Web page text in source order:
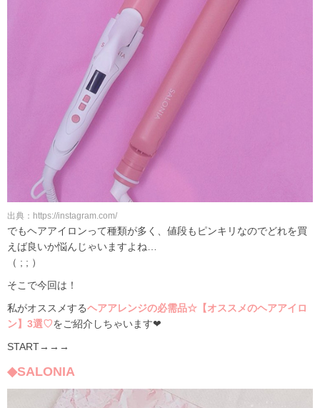
出典：https://instagram.com/
でもヘアアイロンって種類が多く、値段もピンキリなのでどれを買
えば良いか悩んじゃいますよね…
（ ; ; ）
そこで今回は！
私がオススメするヘアアレンジの必需品☆【オススメのヘアアイロ
ン】3選♡をご紹介しちゃいます❤︎
START→→→
◆SALONIA